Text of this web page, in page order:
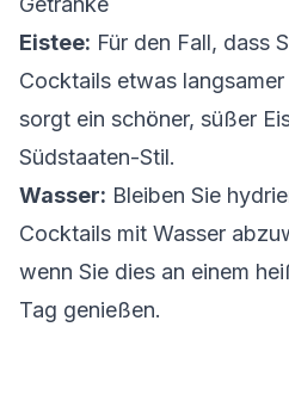
Eistee: Für den Fall, dass
Cocktails etwas
sorgt ein schöner, süßer
Südstaaten-Stil.
Wasser: Bleiben Sie
Cocktails mit Wasser
wenn Sie dies an einem
Tag genießen.